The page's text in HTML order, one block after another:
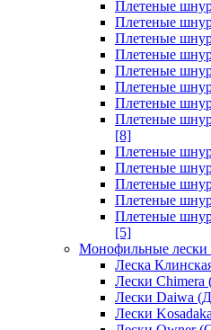
Плетеные
Плетеные
Плетеные
Плетеные
Плетеные
Плетеные
Плетеные
Плетеные
[8]
Плетеные
Плетеные
Плетеные
Плетеные
Плетеные
[5]
Монофильные лески
Леска
Лески Chimera
Лески Daiwa
Лески